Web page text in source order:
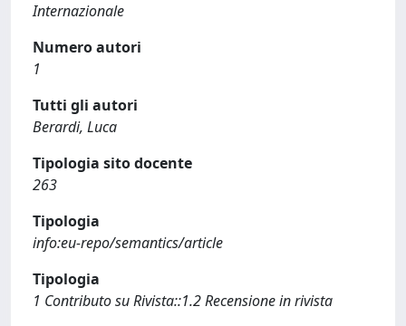
Internazionale
Numero autori
1
Tutti gli autori
Berardi, Luca
Tipologia sito docente
263
Tipologia
info:eu-repo/semantics/article
Tipologia
1 Contributo su Rivista::1.2 Recensione in rivista